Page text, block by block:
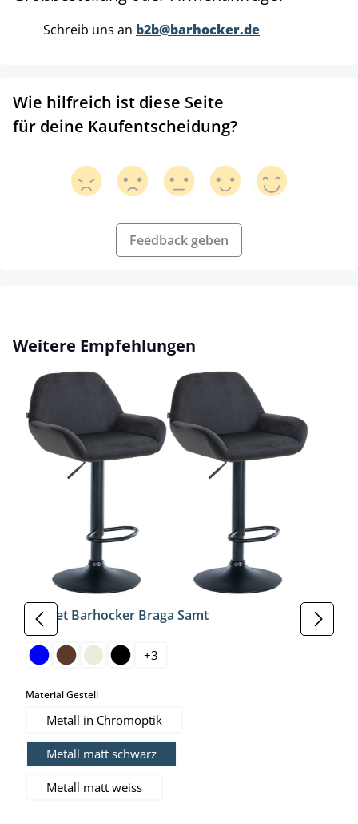
Schreib uns an b2b@barhocker.de
Wie hilfreich ist diese Seite
für deine Kaufentscheidung?
Feedback geben
Produktgalerie überspringen
Weitere Empfehlungen
2er Set Barhocker Braga Samt
Farbe auswählen
+3
Material Gestellauswählen
Metall in Chromoptik
Metall matt schwarz
Metall matt weiss